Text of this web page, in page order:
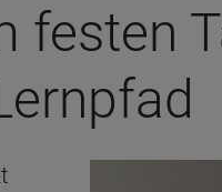
fes­ten